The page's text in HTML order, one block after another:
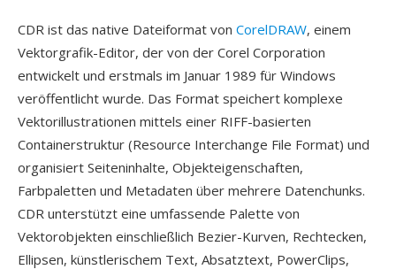
CDR ist das native Dateiformat von CorelDRAW, einem
Vektorgrafik-Editor, der von der Corel Corporation
entwickelt und erstmals im Januar 1989 für Windows
veröffentlicht wurde. Das Format speichert komplexe
Vektorillustrationen mittels einer RIFF-basierten
Containerstruktur (Resource Interchange File Format) und
organisiert Seiteninhalte, Objekteigenschaften,
Farbpaletten und Metadaten über mehrere Datenchunks.
CDR unterstützt eine umfassende Palette von
Vektorobjekten einschließlich Bezier-Kurven, Rechtecken,
Ellipsen, künstlerischem Text, Absatztext, PowerClips,